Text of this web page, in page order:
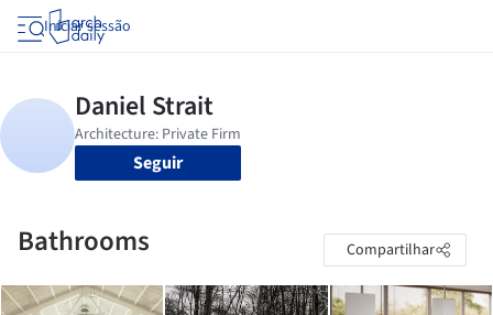
Iniciar sessão
Seguir
Bathrooms Compartilhar